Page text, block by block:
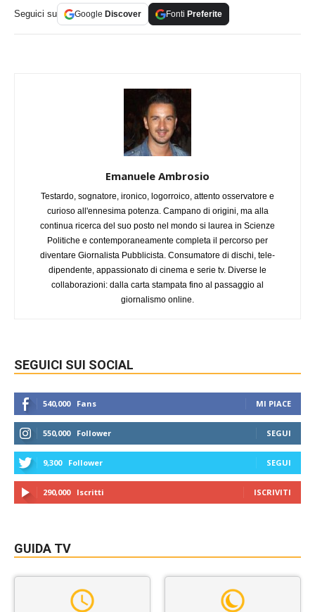
Seguici su Google Discover Fonti Preferite
Emanuele Ambrosio
Testardo, sognatore, ironico, logorroico, attento osservatore e
curioso all'ennesima potenza. Campano di origini, ma alla
continua ricerca del suo posto nel mondo si laurea in Scienze
Politiche e contemporaneamente completa il percorso per
diventare Giornalista Pubblicista. Consumatore di dischi, tele-
dipendente, appassionato di cinema e serie tv. Diverse le
collaborazioni: dalla carta stampata fino al passaggio al
giornalismo online.
SEGUICI SUI SOCIAL
540,000 Fans MI PIACE
550,000 Follower SEGUI
9,300 Follower SEGUI
290,000 Iscritti ISCRIVITI
GUIDA TV